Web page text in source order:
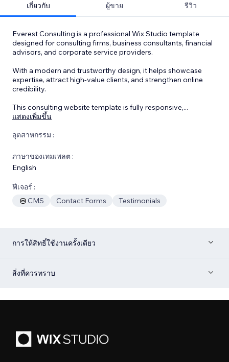
เกี่ยวกับ ผู้ขาย รีวิว
Everest Consulting is a professional Wix Studio template
designed for consulting firms, business consultants, financial
advisors, and corporate service providers.
With a modern and trustworthy design, it helps showcase
expertise, attract high-value clients, and strengthen online
credibility.
This consulting website template is fully responsive,...
แสดงเพิ่มขึ้น
อุตสาหกรรม :
ภาษาของเทมเพลต :
English
ฟีเจอร์ :
CMS
Contact Forms Testimonials
การให้สิทธิ์ใช้งานครั้งเดียว
สิ่งที่ควรทราบ